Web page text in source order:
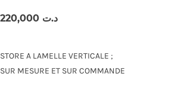
د.ت
STORE A LAMELLE VERTICALE ;
SUR MESURE ET SUR COMMANDE